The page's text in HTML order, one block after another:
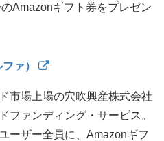
Amazonギフト券をプレゼン
ァ）
市場上場の穴吹興産株式会社
ファンディング・サービス。
ーザー全員に、Amazonギフ